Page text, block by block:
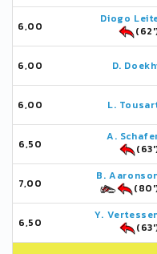
6,00
Diogo
6,00 D.
6,00 L.
6,50
A.
7,00
B.
6,50
Y.